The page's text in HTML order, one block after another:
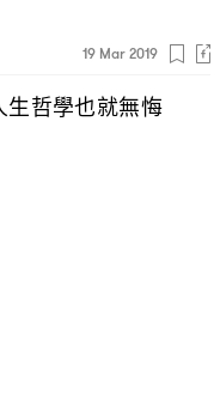
19 Mar 2019
生哲學也就無悔